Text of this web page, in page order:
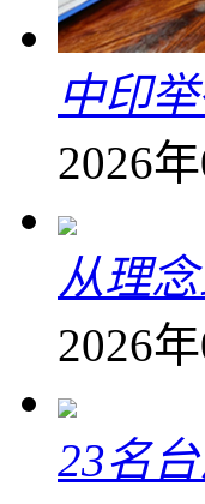
中印
2026
从理
2026
23名